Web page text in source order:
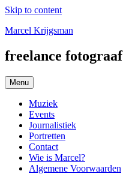
Skip to content
Marcel Krijgsman
freelance fotograaf
Menu
Muziek
Events
Journalistiek
Portretten
Contact
Wie is Marcel?
Algemene Voorwaarden